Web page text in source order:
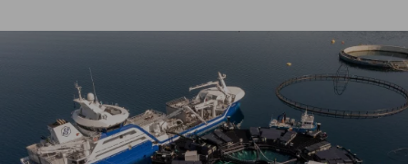
Om oss
Jobb hos oss
Bærekraft